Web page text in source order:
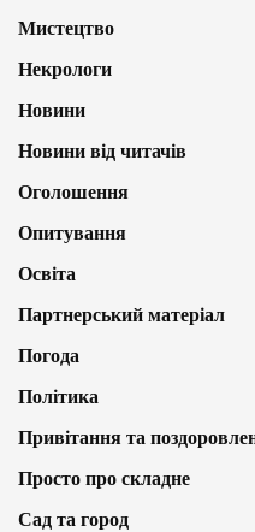
Мистецтво
Некрологи
Новини
Новини від читачів
Оголошення
Опитування
Освіта
Партнерський матеріал
Погода
Політика
Привітання та
Просто про складне
Сад та город